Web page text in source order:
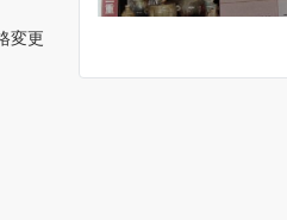
変更